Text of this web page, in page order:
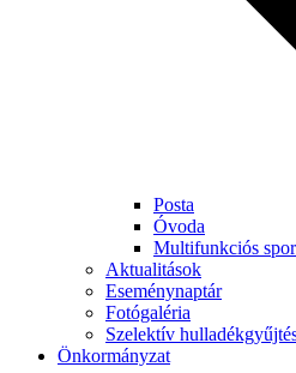
Posta
Óvoda
Multifunkciós
Aktualitások
Eseménynaptár
Fotógaléria
Szelektív
Önkormányzat